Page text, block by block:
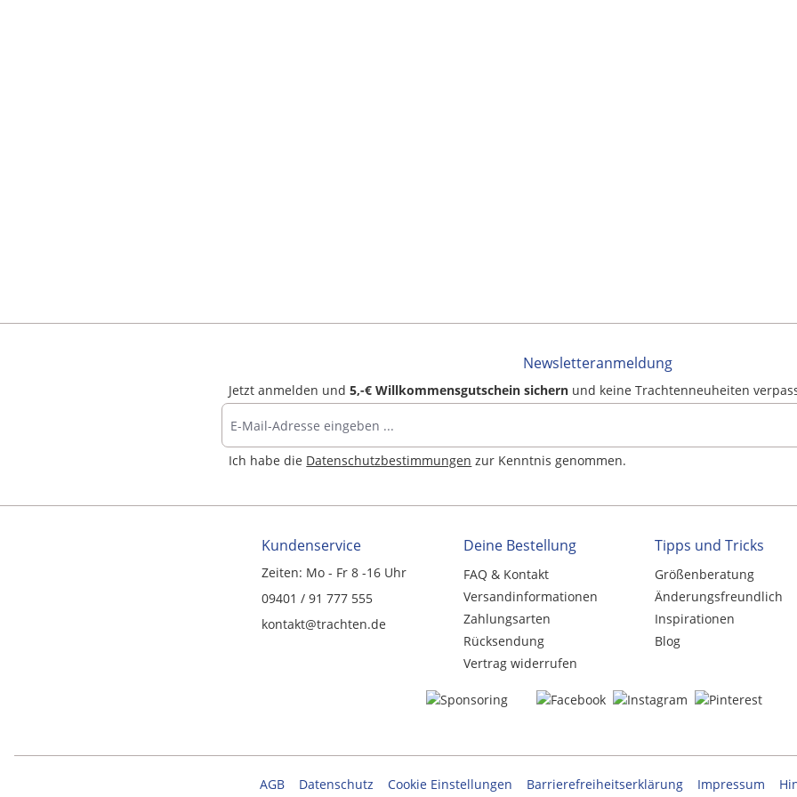
Newsletteranmeldung
Jetzt anmelden und5,-€ Willkommensgutschein sichern und keine Trachtenneuheiten
Ich habe die Datenschutzbestimmungen zur Kenntnis genommen.
Kundenservice
Zeiten: Mo - Fr 8 -16 Uhr
09401 / 91 777 555
kontakt@trachten.de
Deine Bestellung
FAQ & Kontakt
Versandinformationen
Zahlungsarten
Rücksendung
Vertrag widerrufen
Tipps und Tricks
Größenberatung
Änderungsfreundlich
Inspirationen
Blog
AGB Datenschutz Cookie Einstellungen Barrierefreiheitserklärung Impressum